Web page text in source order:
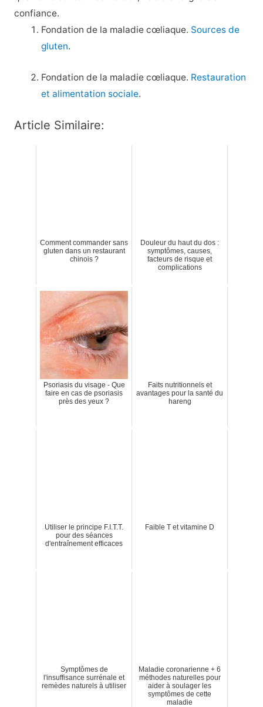
confiance.
Fondation de la maladie cœliaque. Sources de
gluten.
Fondation de la maladie cœliaque. Restauration
et alimentation sociale.
Article Similaire:
Comment commander sans
gluten dans un restaurant
chinois ?
Douleur du haut du dos :
symptômes, causes,
facteurs de risque et
complications
Psoriasis du visage - Que
faire en cas de psoriasis
près des yeux ?
Faits nutritionnels et
avantages pour la santé du
hareng
Utiliser le principe F.I.T.T.
pour des séances
d'entraînement efficaces
Faible T et vitamine D
Symptômes de
l'insuffisance surrénale et
remèdes naturels à utiliser
Maladie coronarienne + 6
méthodes naturelles pour
aider à soulager les
symptômes de cette
maladie